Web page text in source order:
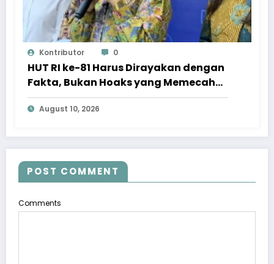
Kontributor 0
HUT RI ke-81 Harus Dirayakan dengan
Fakta, Bukan Hoaks yang Memecah
Belah
August 10, 2026
POST COMMENT
Comments